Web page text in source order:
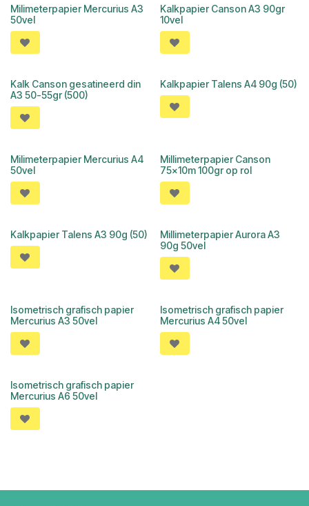
Milimeterpapier Mercurius A3
50vel
Kalkpapier Canson A3 90gr
10vel
Kalk Canson gesatineerd din
A3 50-55gr (500)
Kalkpapier Talens A4 90g (50)
Milimeterpapier Mercurius A4
50vel
Millimeterpapier Canson
75x10m 100gr op rol
Kalkpapier Talens A3 90g (50)
Millimeterpapier Aurora A3
90g 50vel
Isometrisch grafisch papier
Mercurius A3 50vel
Isometrisch grafisch papier
Mercurius A4 50vel
Isometrisch grafisch papier
Mercurius A6 50vel